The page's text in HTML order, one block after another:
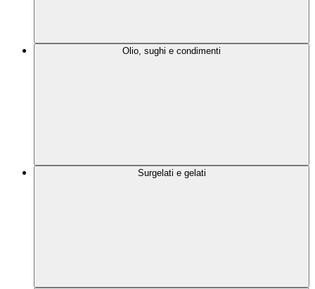
Olio, sughi e condimenti
Surgelati e gelati